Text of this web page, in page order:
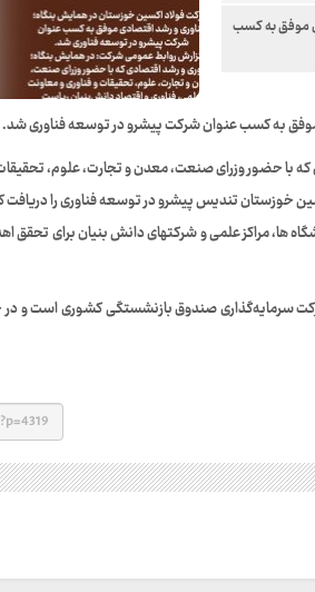
موفق به کسب
به کسب عنوان شرکت پیشرو در توسعه فناوری شد.
با حضور وزرای صنعت، معدن و تجارت، علوم،
خوزستان تندیس پیشرو در توسعه فناوری را دریافت
ها، مراکز علمی و شرکتهای دانش بنیان برای تحقق
سرمایه‌گذاری صندوق بازنشستگی کشوری است و